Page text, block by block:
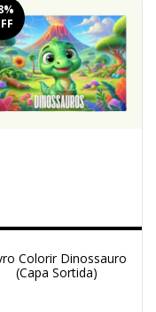
%
Colorir Dinossauro
(Capa Sortida)